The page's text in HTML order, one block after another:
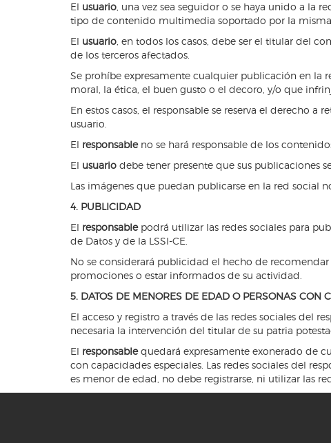
El usuario , una vez sea seguidor o se haya unido a la
tipo de contenido multimedia soportado por la
El usuario , en todos los casos, debe ser el titular del
de los terceros afectados.
Se prohíbe expresamente cualquier publicación en la
moral, la ética, el buen gusto o el decoro, y/o que
En estos casos, el responsable se reserva el derecho
usuario.
El responsableno se hará responsable de los
El usuario debe tener presente que sus publicaciones
Las imágenes que puedan publicarse en la red social
4. PUBLICIDAD
El responsablepodrá utilizar las redes sociales para
de Datos y de la LSSI-CE.
No se considerará publicidad el hecho de recomendar
promociones o estar informados de su actividad.
5. DATOS DE MENORES DE EDAD O PERSONAS CON
El acceso y registro a través de las redes sociales del
necesaria la intervención del titular de su patria
El responsablequedará expresamente exonerado de
con capacidades especiales. Las redes sociales del
es menor de edad, no debe registrarse, ni utilizar las